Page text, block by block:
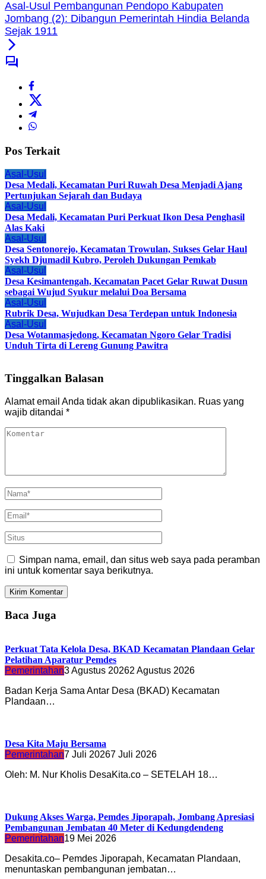
Asal-Usul Pembangunan Pendopo Kabupaten
Jombang (2): Dibangun Pemerintah Hindia Belanda
Sejak 1911
Pos Terkait
Asal-Usul
Desa Medali, Kecamatan Puri Ruwah Desa Menjadi Ajang
Pertunjukan Sejarah dan Budaya
Asal-Usul
Desa Medali, Kecamatan Puri Perkuat Ikon Desa Penghasil
Alas Kaki
Asal-Usul
Desa Sentonorejo, Kecamatan Trowulan, Sukses Gelar Haul
Syekh Djumadil Kubro, Peroleh Dukungan Pemkab
Asal-Usul
Desa Kesimantengah, Kecamatan Pacet Gelar Ruwat Dusun
sebagai Wujud Syukur melalui Doa Bersama
Asal-Usul
Rubrik Desa, Wujudkan Desa Terdepan untuk Indonesia
Asal-Usul
Desa Wotanmasjedong, Kecamatan Ngoro Gelar Tradisi
Unduh Tirta di Lereng Gunung Pawitra
Tinggalkan Balasan
Alamat email Anda tidak akan dipublikasikan. Ruas yang
wajib ditandai *
Simpan nama, email, dan situs web saya pada peramban
ini untuk komentar saya berikutnya.
Baca Juga
Perkuat Tata Kelola Desa, BKAD Kecamatan Plandaan Gelar
Pelatihan Aparatur Pemdes
Pemerintahan3 Agustus 20262 Agustus 2026
Badan Kerja Sama Antar Desa (BKAD) Kecamatan
Plandaan…
Desa Kita Maju Bersama
Pemerintahan7 Juli 20267 Juli 2026
Oleh: M. Nur Kholis DesaKita.co – SETELAH 18…
Dukung Akses Warga, Pemdes Jiporapah, Jombang Apresiasi
Pembangunan Jembatan 40 Meter di Kedungdendeng
Pemerintahan19 Mei 2026
Desakita.co– Pemdes Jiporapah, Kecamatan Plandaan,
menuntaskan pembangunan jembatan…